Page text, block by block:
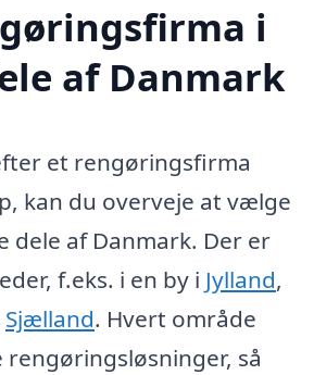
i
af Danmark
et rengøringsfirma
kan du overveje at vælge
dele af Danmark. Der er
f.eks. i en by i Jylland,
Sjælland. Hvert område
så